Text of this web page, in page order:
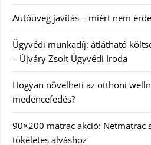
Autóüveg javítás – miért nem
Ügyvédi munkadíj: átlátható
– Újváry Zsolt Ügyvédi Iroda
Hogyan növelheti az otthoni
medencefedés?
90×200 matrac akció: Netmatrac
tökéletes alváshoz